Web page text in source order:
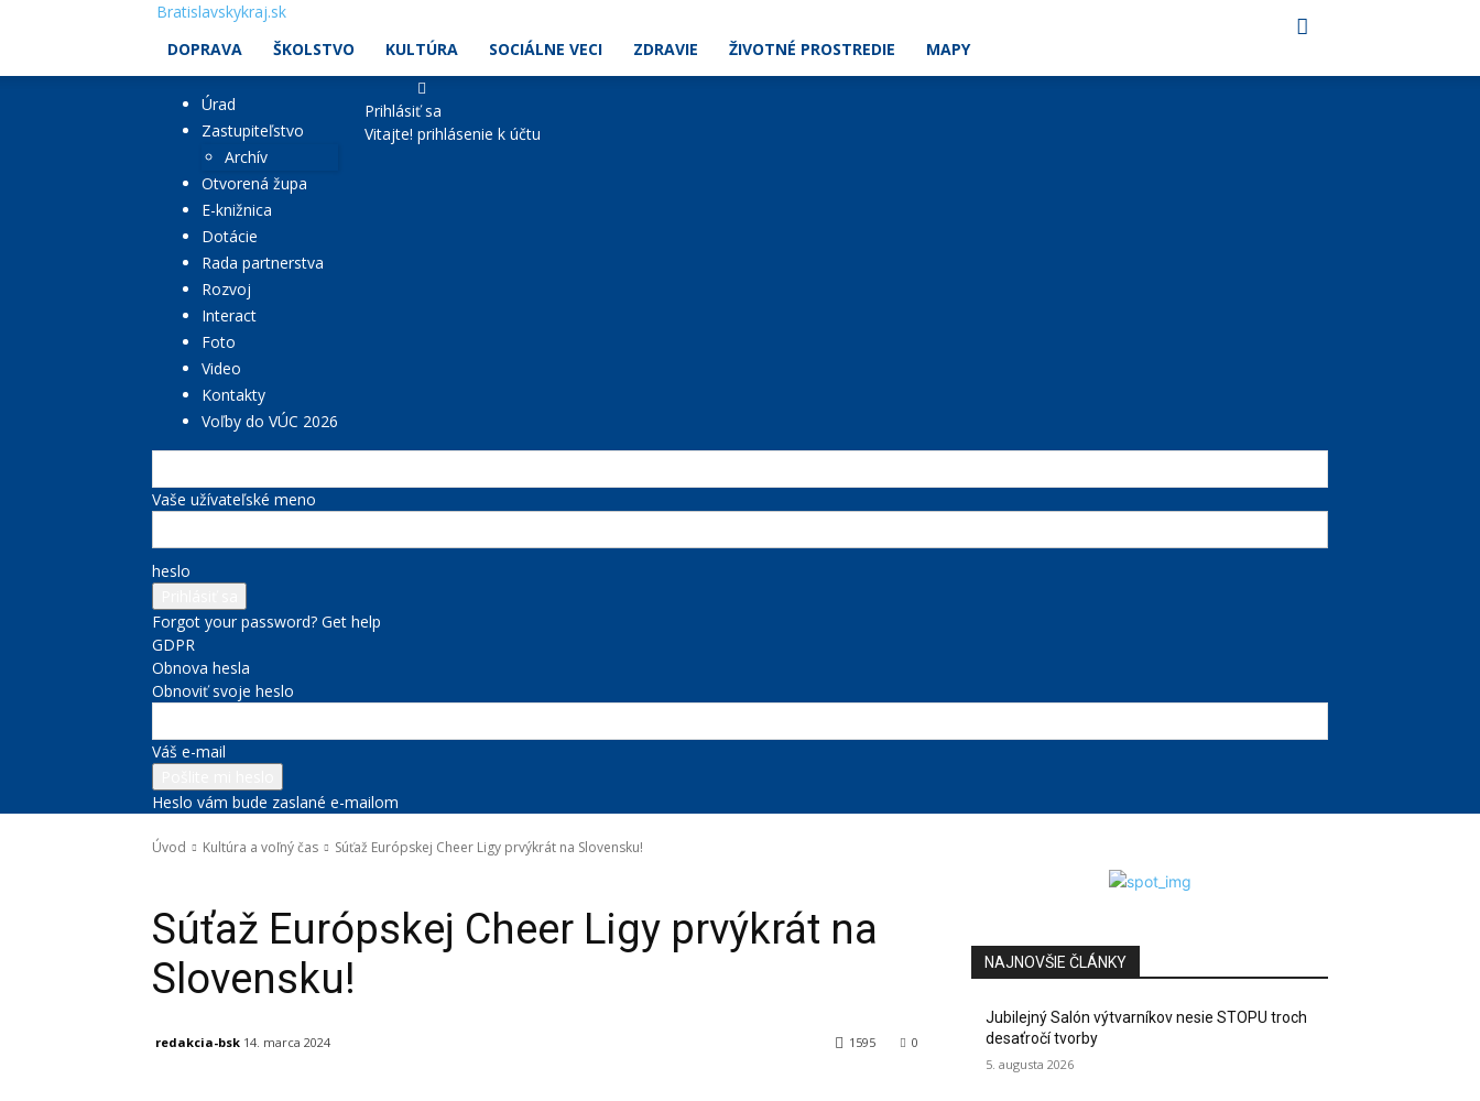
Bratislavskykraj.sk
DOPRAVA
ŠKOLSTVO KULTÚRA SOCIÁLNE VECI ZDRAVIE ŽIVOTNÉ PROSTREDIE MAPY
Úrad
Zastupiteľstvo
Archív
Otvorená župa
E-knižnica
Dotácie
Rada partnerstva
Rozvoj
Interact
Foto
Video
Kontakty
Voľby do VÚC 2026
Prihlásiť sa
Vitajte! prihlásenie k účtu
Vaše užívateľské meno
heslo
Forgot your password? Get help
GDPR
Obnova hesla
Obnoviť svoje heslo
Váš e-mail
Heslo vám bude zaslané e-mailom
Úvod Kultúra a voľný čas Súťaž Európskej Cheer Ligy prvýkrát na Slovensku!
Súťaž Európskej Cheer Ligy prvýkrát na
Slovensku!
redakcia-bsk 14. marca 2024 0
1595
NAJNOVŠIE ČLÁNKY
Jubilejný Salón výtvarníkov nesie STOPU troch
desaťročí tvorby
5. augusta 2026